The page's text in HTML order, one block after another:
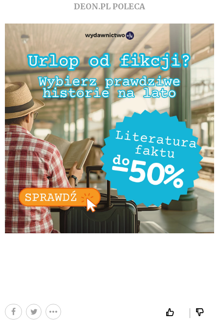
DEON.PL POLECA